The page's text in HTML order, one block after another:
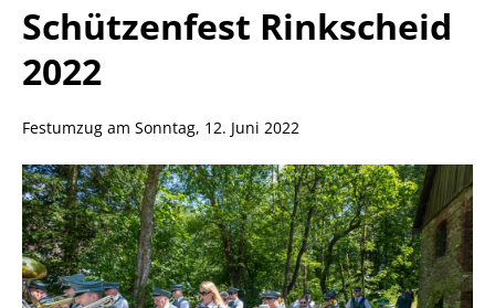
Schützenfest Rinkscheid
2022
Festumzug am Sonntag, 12. Juni 2022